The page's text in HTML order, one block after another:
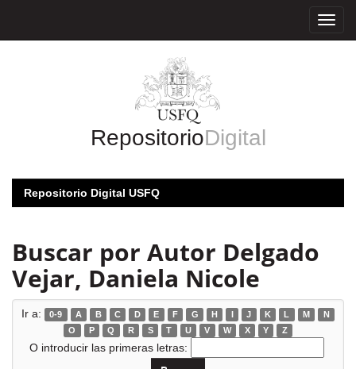
RepositorioDigital
Repositorio Digital USFQ
Buscar por Autor Delgado
Vejar, Daniela Nicole
Ir a: 0-9 A B C D E F G H I J K L M
N
O
P Q R S T U V W X Y Z
O introducir las primeras letras: